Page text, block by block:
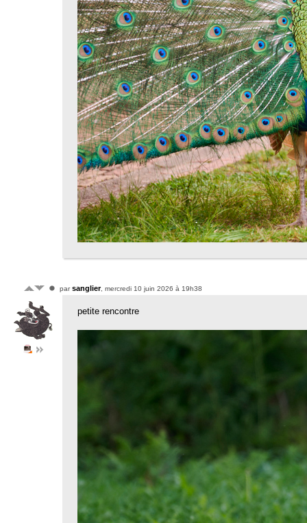
parsanglier, mercredi 10 juin 2026 à 19h38
petite rencontre